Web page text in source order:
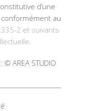
d’une
aux
2 et suivants
.
AREA STUDIO